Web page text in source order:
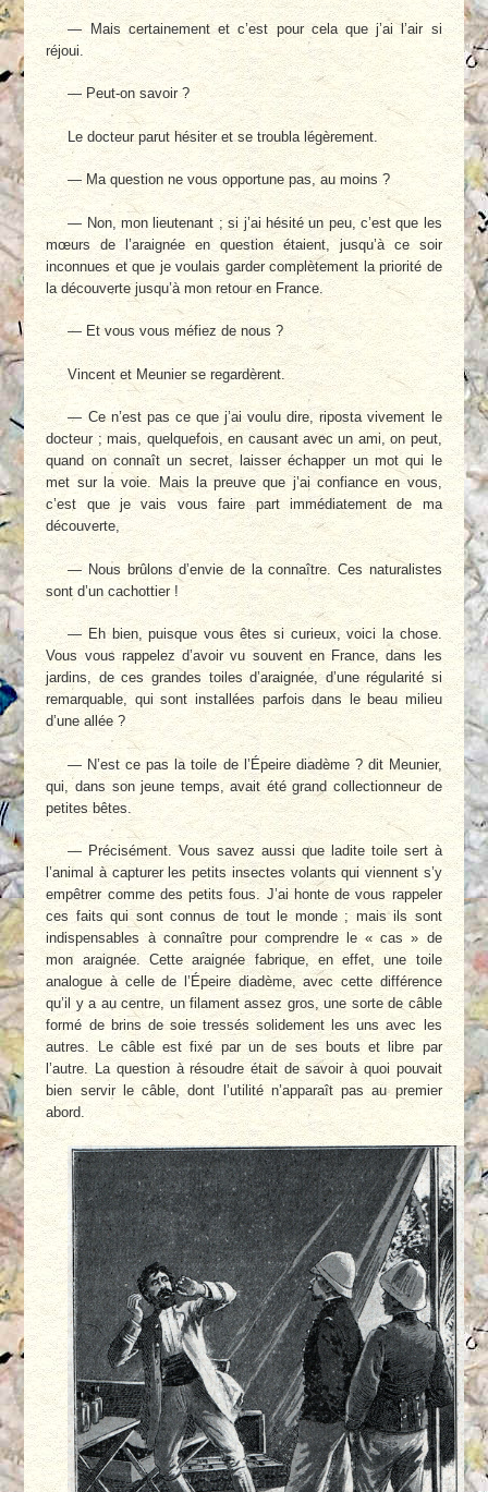
— Mais certainement et c’est pour cela que j’ai l’air si
réjoui.
— Peut-on savoir ?
Le docteur parut hésiter et se troubla légèrement.
— Ma question ne vous opportune pas, au moins ?
— Non, mon lieutenant ; si j’ai hésité un peu, c’est que les
mœurs de l’araignée en question étaient, jusqu’à ce soir
inconnues et que je voulais garder complètement la priorité de
la découverte jusqu’à mon retour en France.
— Et vous vous méfiez de nous ?
Vincent et Meunier se regardèrent.
— Ce n’est pas ce que j’ai voulu dire, riposta vivement le
docteur ; mais, quelquefois, en causant avec un ami, on peut,
quand on connaît un secret, laisser échapper un mot qui le
met sur la voie. Mais la preuve que j’ai confiance en vous,
c’est que je vais vous faire part immédiatement de ma
découverte,
— Nous brûlons d’envie de la connaître. Ces naturalistes
sont d’un cachottier !
— Eh bien, puisque vous êtes si curieux, voici la chose.
Vous vous rappelez d’avoir vu souvent en France, dans les
jardins, de ces grandes toiles d’araignée, d’une régularité si
remarquable, qui sont installées parfois dans le beau milieu
d’une allée ?
— N’est ce pas la toile de l’Épeire diadème ? dit Meunier,
qui, dans son jeune temps, avait été grand collectionneur de
petites bêtes.
— Précisément. Vous savez aussi que ladite toile sert à
l’animal à capturer les petits insectes volants qui viennent s’y
empêtrer comme des petits fous. J’ai honte de vous rappeler
ces faits qui sont connus de tout le monde ; mais ils sont
indispensables à connaître pour comprendre le « cas » de
mon araignée. Cette araignée fabrique, en effet, une toile
analogue à celle de l’Épeire diadème, avec cette différence
qu’il y a au centre, un filament assez gros, une sorte de câble
formé de brins de soie tressés solidement les uns avec les
autres. Le câble est fixé par un de ses bouts et libre par
l’autre. La question à résoudre était de savoir à quoi pouvait
bien servir le câble, dont l’utilité n’apparaît pas au premier
abord.